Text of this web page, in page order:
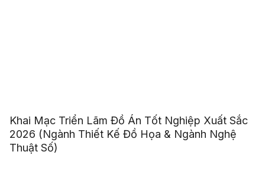
Khai Mạc Triển Lãm Đồ Án Tốt Nghiệp Xuất Sắc
2026 (Ngành Thiết Kế Đồ Họa & Ngành Nghệ
Thuật Số)